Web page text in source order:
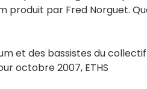
produit par Fred Norguet.
et des bassistes du
octobre 2007, ETHS